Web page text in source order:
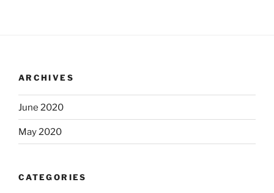
ARCHIVES
June 2020
May 2020
CATEGORIES